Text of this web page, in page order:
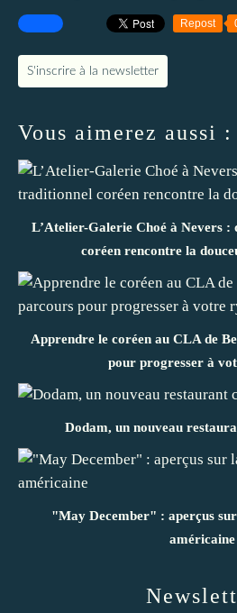
Repost
S'inscrire à la newsletter
Vous aimerez aussi :
L’Atelier-Galerie Choé à Nevers
coréen rencontre la
Apprendre le coréen au CLA de
pour progresser à
Dodam, un nouveau
"May December" : aperçus
américaine